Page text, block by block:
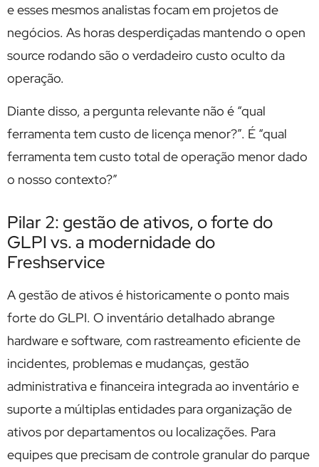
e esses mesmos analistas focam em projetos de
negócios. As horas desperdiçadas mantendo o open
source rodando são o verdadeiro custo oculto da
operação.
Diante disso, a pergunta relevante não é “qual
ferramenta tem custo de licença menor?”. É “qual
ferramenta tem custo total de operação menor dado
o nosso contexto?”
Pilar 2: gestão de ativos, o forte do
GLPI vs. a modernidade do
Freshservice
A gestão de ativos é historicamente o ponto mais
forte do GLPI. O inventário detalhado abrange
hardware e software, com rastreamento eficiente de
incidentes, problemas e mudanças, gestão
administrativa e financeira integrada ao inventário e
suporte a múltiplas entidades para organização de
ativos por departamentos ou localizações. Para
equipes que precisam de controle granular do parque